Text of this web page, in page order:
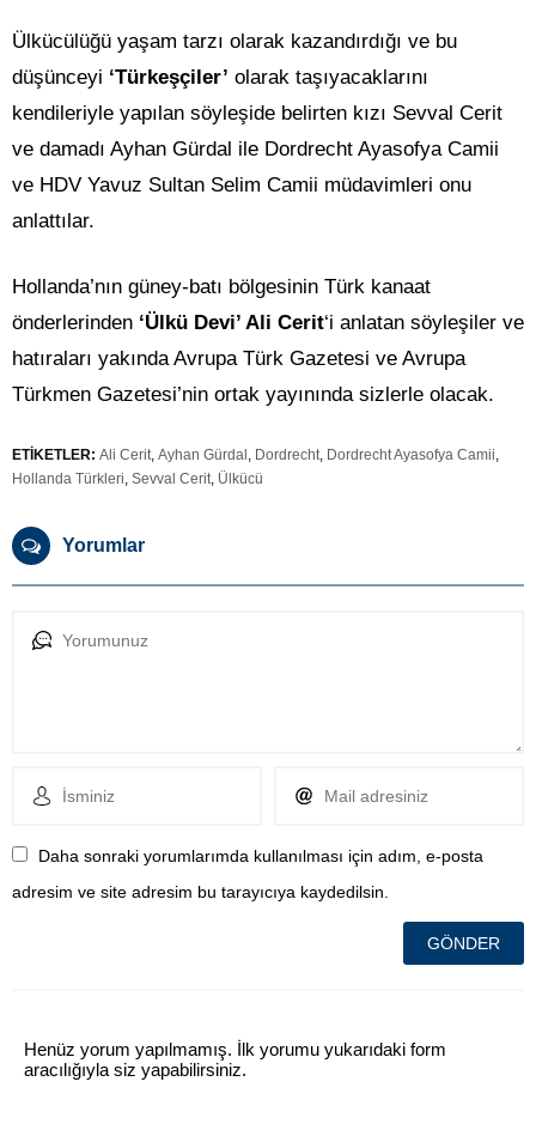
Ülkücülüğü yaşam tarzı olarak kazandırdığı ve bu
düşünceyi ‘Türkeşçiler’ olarak taşıyacaklarını
kendileriyle yapılan söyleşide belirten kızı Sevval Cerit
ve damadı Ayhan Gürdal ile Dordrecht Ayasofya Camii
ve HDV Yavuz Sultan Selim Camii müdavimleri onu
anlattılar.
Hollanda’nın güney-batı bölgesinin Türk kanaat
önderlerinden ‘Ülkü Devi’ Ali Cerit‘i anlatan söyleşiler ve
hatıraları yakında Avrupa Türk Gazetesi ve Avrupa
Türkmen Gazetesi’nin ortak yayınında sizlerle olacak.
ETİKETLER: Ali Cerit, Ayhan Gürdal , Dordrecht, Dordrecht Ayasofya Camii,
Hollanda Türkleri, Sevval Cerit, Ülkücü
Yorumlar
Daha sonraki yorumlarımda kullanılması için adım, e-posta
adresim ve site adresim bu tarayıcıya kaydedilsin.
Henüz yorum yapılmamış. İlk yorumu yukarıdaki form
aracılığıyla siz yapabilirsiniz.